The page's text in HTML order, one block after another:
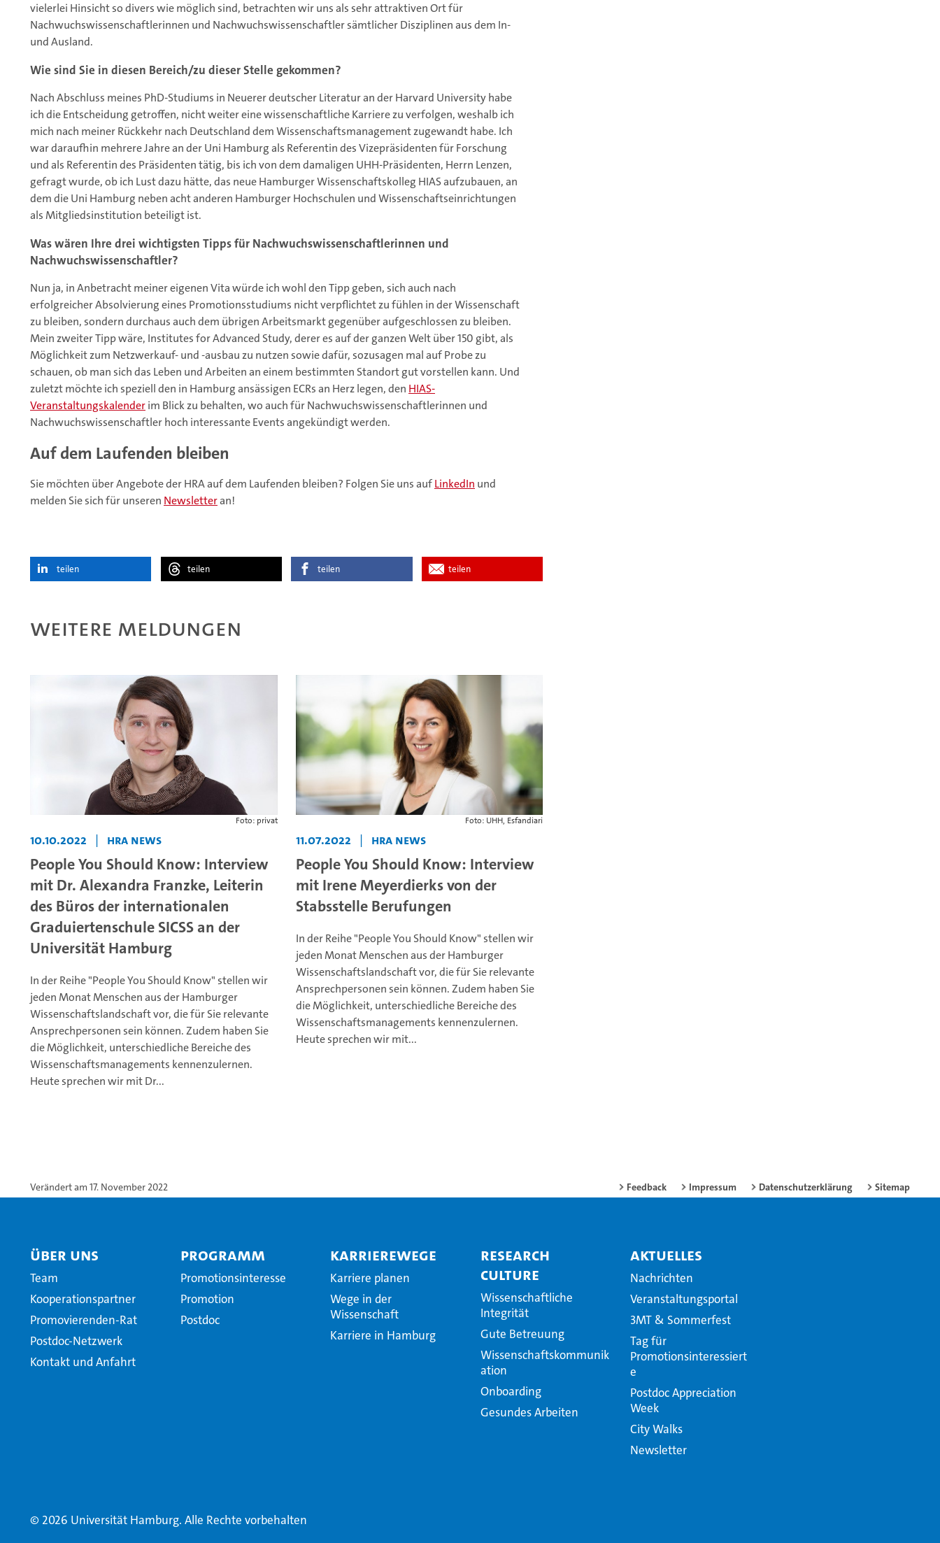
vielerlei Hinsicht so divers wie möglich sind, betrachten wir uns als sehr attraktiven Ort für
Nachwuchswissenschaftlerinnen und Nachwuchswissenschaftler sämtlicher Disziplinen aus dem In-
und Ausland.
Wie sind Sie in diesen Bereich/zu dieser Stelle gekommen?
Nach Abschluss meines PhD-Studiums in Neuerer deutscher Literatur an der Harvard University habe
ich die Entscheidung getroffen, nicht weiter eine wissenschaftliche Karriere zu verfolgen, weshalb ich
mich nach meiner Rückkehr nach Deutschland dem Wissenschaftsmanagement zugewandt habe. Ich
war daraufhin mehrere Jahre an der Uni Hamburg als Referentin des Vizepräsidenten für Forschung
und als Referentin des Präsidenten tätig, bis ich von dem damaligen UHH-Präsidenten, Herrn Lenzen,
gefragt wurde, ob ich Lust dazu hätte, das neue Hamburger Wissenschaftskolleg HIAS aufzubauen, an
dem die Uni Hamburg neben acht anderen Hamburger Hochschulen und Wissenschaftseinrichtungen
als Mitgliedsinstitution beteiligt ist.
Was wären Ihre drei wichtigsten Tipps für Nachwuchswissenschaftlerinnen und
Nachwuchswissenschaftler?
Nun ja, in Anbetracht meiner eigenen Vita würde ich wohl den Tipp geben, sich auch nach
erfolgreicher Absolvierung eines Promotionsstudiums nicht verpflichtet zu fühlen in der Wissenschaft
zu bleiben, sondern durchaus auch dem übrigen Arbeitsmarkt gegenüber aufgeschlossen zu bleiben.
Mein zweiter Tipp wäre, Institutes for Advanced Study, derer es auf der ganzen Welt über 150 gibt, als
Möglichkeit zum Netzwerkauf- und -ausbau zu nutzen sowie dafür, sozusagen mal auf Probe zu
schauen, ob man sich das Leben und Arbeiten an einem bestimmten Standort gut vorstellen kann. Und
zuletzt möchte ich speziell den in Hamburg ansässigen ECRs an Herz legen, den HIAS-
Veranstaltungskalenderim Blick zu behalten, wo auch für Nachwuchswissenschaftlerinnen und
Nachwuchswissenschaftler hoch interessante Events angekündigt werden.
Auf dem Laufenden bleiben
Sie möchten über Angebote der HRA auf dem Laufenden bleiben? Folgen Sie uns aufLinkedIn und
melden Sie sich für unseren Newsletteran!
teilen teilen teilen teilen
Weitere Meldungen
Foto: privat
10.10.2022 | HRA News
People You Should Know: Interview
mit Dr. Alexandra Franzke, Leiterin
des Büros der internationalen
Graduiertenschule SICSS an der
Universität Hamburg
In der Reihe "People You Should Know" stellen wir
jeden Monat Menschen aus der Hamburger
Wissenschaftslandschaft vor, die für Sie relevante
Ansprechpersonen sein können. Zudem haben Sie
die Möglichkeit, unterschiedliche Bereiche des
Wissenschaftsmanagements kennenzulernen.
Heute sprechen wir mit Dr...
Foto: UHH, Esfandiari
11.07.2022 | HRA News
People You Should Know: Interview
mit Irene Meyerdierks von der
Stabsstelle Berufungen
In der Reihe "People You Should Know" stellen wir
jeden Monat Menschen aus der Hamburger
Wissenschaftslandschaft vor, die für Sie relevante
Ansprechpersonen sein können. Zudem haben Sie
die Möglichkeit, unterschiedliche Bereiche des
Wissenschaftsmanagements kennenzulernen.
Heute sprechen wir mit...
Verändert am 17. November 2022 Feedback Impressum Datenschutzerklärung Sitemap
Über uns
Team
Kooperationspartner
Promovierenden-Rat
Postdoc-Netzwerk
Kontakt und Anfahrt
Programm
Promotionsinteresse
Promotion
Postdoc
Karrierewege
Karriere planen
Wege in der
Wissenschaft
Karriere in Hamburg
Research
Culture
Wissenschaftliche
Integrität
Gute Betreuung
Wissenschaftskommunik
ation
Onboarding
Gesundes Arbeiten
Aktuelles
Nachrichten
Veranstaltungsportal
3MT & Sommerfest
Tag für
Promotionsinteressiert
e
Postdoc Appreciation
Week
City Walks
Newsletter
© 2026 Universität Hamburg. Alle Rechte vorbehalten